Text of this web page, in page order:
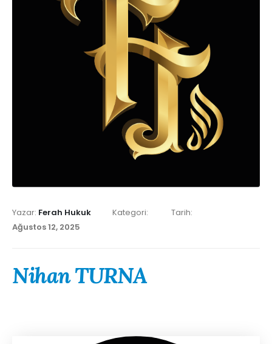
Yazar: Ferah Hukuk Kategori:
Tarih:
Ağustos 12, 2025
Nihan TURNA